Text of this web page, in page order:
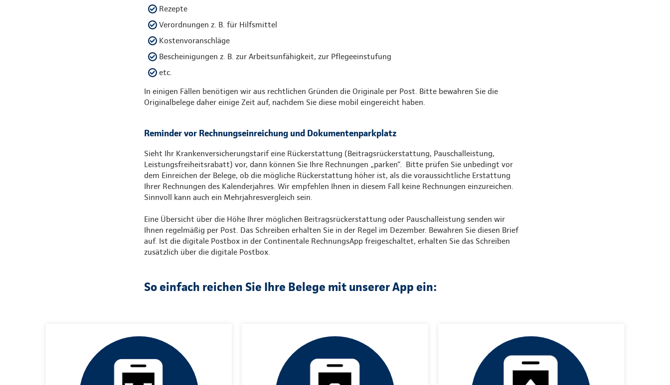
Rezepte
Verordnungen z. B. für Hilfsmittel
Kostenvoranschläge
Bescheinigungen z. B. zur Arbeitsunfähigkeit, zur Pflegeeinstufung
etc.
In einigen Fällen benötigen wir aus rechtlichen Gründen die Originale per Post. Bitte bewahren Sie die
Originalbelege daher einige Zeit auf, nachdem Sie diese mobil eingereicht haben.
Reminder vor Rechnungseinreichung und Dokumentenparkplatz
Sieht Ihr Krankenversicherungstarif eine Rückerstattung (Beitragsrückerstattung, Pauschalleistung,
Leistungsfreiheitsrabatt) vor, dann können Sie Ihre Rechnungen „parken“. Bitte prüfen Sie unbedingt vor
dem Einreichen der Belege, ob die mögliche Rückerstattung höher ist, als die voraussichtliche Erstattung
Ihrer Rechnungen des Kalenderjahres. Wir empfehlen Ihnen in diesem Fall keine Rechnungen einzureichen.
Sinnvoll kann auch ein Mehrjahresvergleich sein.
Eine Übersicht über die Höhe Ihrer möglichen Beitragsrückerstattung oder Pauschalleistung senden wir
Ihnen regelmäßig per Post. Das Schreiben erhalten Sie in der Regel im Dezember. Bewahren Sie diesen Brief
auf. Ist die digitale Postbox in der Continentale RechnungsApp freigeschaltet, erhalten Sie das Schreiben
zusätzlich über die digitale Postbox.
So einfach reichen Sie Ihre Belege mit unserer App ein: